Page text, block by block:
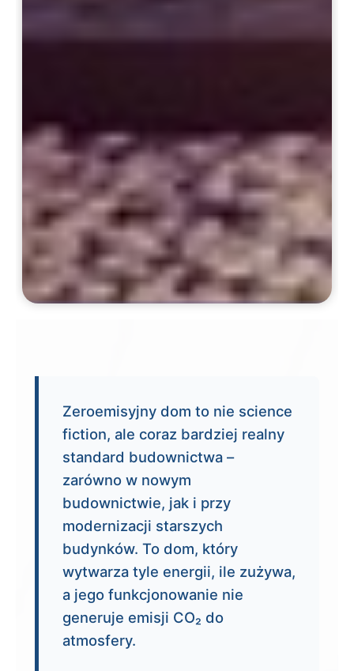
Zeroemisyjny dom to nie science
fiction, ale coraz bardziej realny
standard budownictwa –
zarówno w nowym
budownictwie, jak i przy
modernizacji starszych
budynków. To dom, który
wytwarza tyle energii, ile zużywa,
a jego funkcjonowanie nie
generuje emisji CO₂ do
atmosfery.